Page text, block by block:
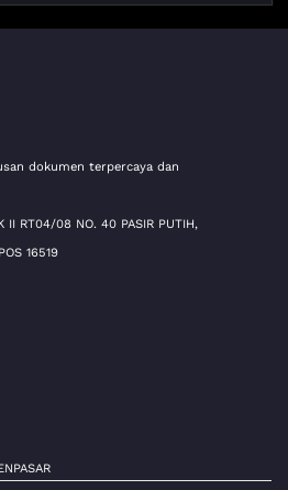
dokumen terpercaya dan
II RT04/08 NO. 40 PASIR PUTIH,
16519